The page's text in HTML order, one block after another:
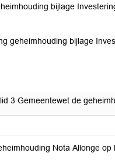
bijlage
geheimhouding bijlage
3 Gemeentewet de
Nota Allonge